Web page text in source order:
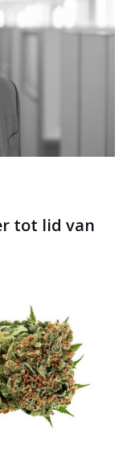
tot lid van